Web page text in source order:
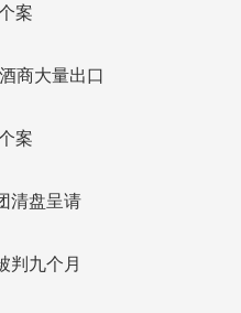
案
商大量出口
案
清盘呈请
判九个月